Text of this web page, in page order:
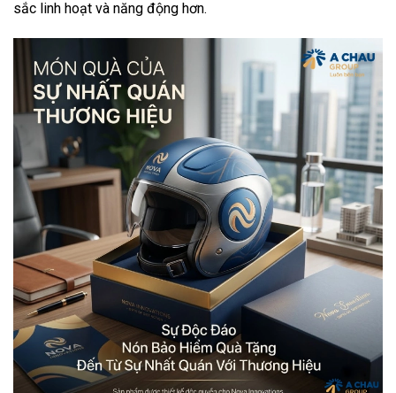
sắc linh hoạt và năng động hơn.